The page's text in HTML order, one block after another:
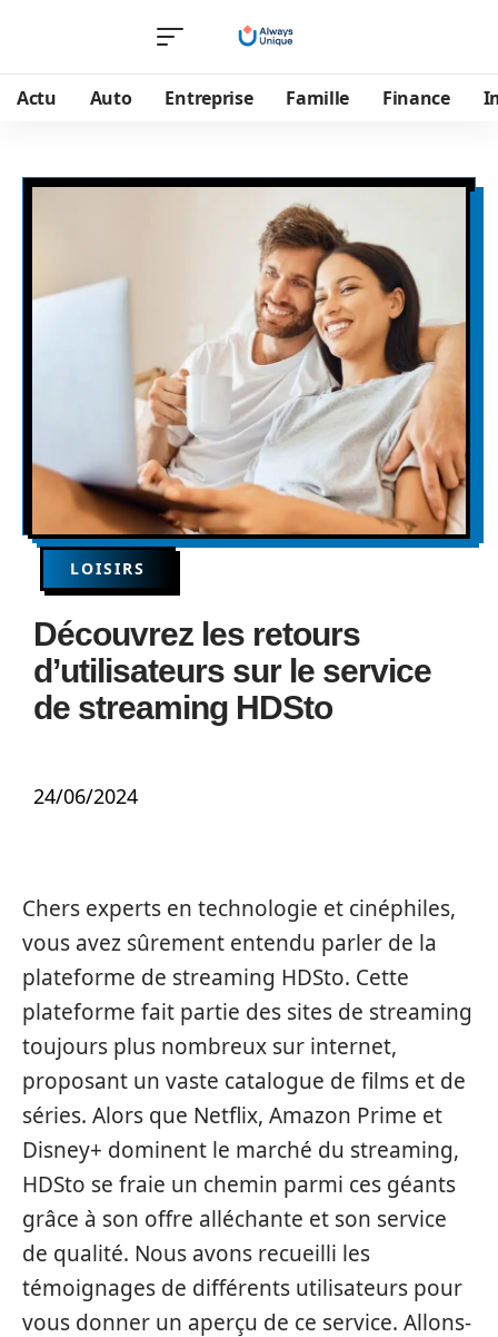
Actu Auto Entreprise Famille Finance
LOISIRS
Découvrez les retours
d’utilisateurs sur le service
de streaming HDSto
24/06/2024
Chers experts en technologie et cinéphiles,
vous avez sûrement entendu parler de la
plateforme de streaming HDSto. Cette
plateforme fait partie des sites de streaming
toujours plus nombreux sur internet,
proposant un vaste catalogue de films et de
séries. Alors que Netflix, Amazon Prime et
Disney+ dominent le marché du streaming,
HDSto se fraie un chemin parmi ces géants
grâce à son offre alléchante et son service
de qualité. Nous avons recueilli les
témoignages de différents utilisateurs pour
vous donner un aperçu de ce service. Allons-